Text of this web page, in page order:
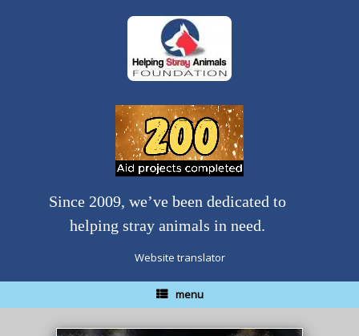
Since 2009, we’ve been dedicated to
helping stray animals in need.
Website translator
menu